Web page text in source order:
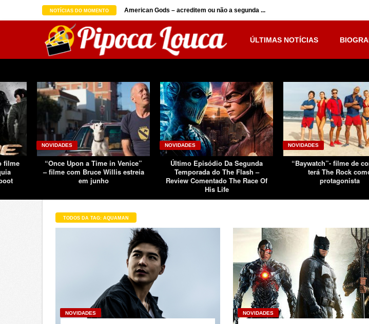
NOTÍCIAS DO MOMENTO
seguindo sucesso d ... American Gods – acreditem ou não a segunda ... Inumanos – série
ÚLTIMAS NOTÍCIAS
filme
NOVIDADES
“Once Upon a Time in Venice”
– filme com Bruce Willis estreia
em junho
NOVIDADES
Último Episódio Da Segunda
Temporada do The Flash –
Review Comentado The Race Of
His Life
NOVIDADES
“Baywatch”- filme de
terá The Rock
protagonista
TODOS DA TAG: AQUAMAN
NOVIDADES NOVIDADES